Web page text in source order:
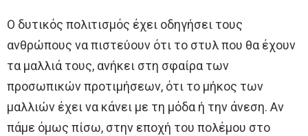
Ο δυτικός πολιτισμός έχει οδηγήσει τους
ανθρώπους να πιστεύουν ότι το στυλ που θα έχουν
τα μαλλιά τους, ανήκει στη σφαίρα των
προσωπικών προτιμήσεων, ότι το μήκος των
μαλλιών έχει να κάνει με τη μόδα ή την άνεση. Αν
πάμε όμως πίσω, στην εποχή του πολέμου στο